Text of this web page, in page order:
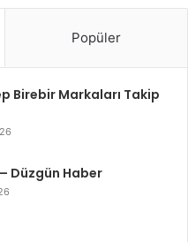
Popüler
Birebir Markaları Takip
Düzgün Haber